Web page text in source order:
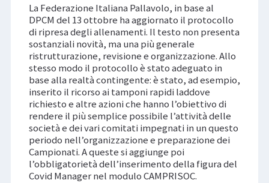
La Federazione Italiana Pallavolo, in base al
DPCM del 13 ottobre ha aggiornato il protocollo
di ripresa degli allenamenti. Il testo non presenta
sostanziali novità, ma una più generale
ristrutturazione, revisione e organizzazione. Allo
stesso modo il protocollo è stato adeguato in
base alla realtà contingente: è stato, ad esempio,
inserito il ricorso ai tamponi rapidi laddove
richiesto e altre azioni che hanno l’obiettivo di
rendere il più semplice possibile l’attività delle
società e dei vari comitati impegnati in un questo
periodo nell’organizzazione e preparazione dei
Campionati. A queste si aggiunge poi
l’obbligatorietà dell’inserimento della figura del
Covid Manager nel modulo CAMPRISOC.